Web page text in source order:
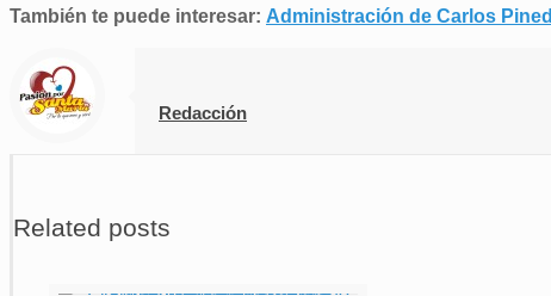
También te puede interesar: Administración de Carlos
Redacción
Related posts